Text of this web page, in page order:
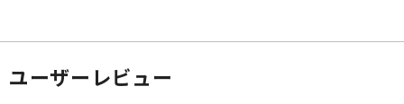
ユーザーレビュー